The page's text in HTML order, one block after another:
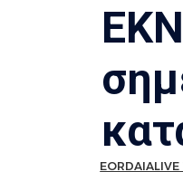
EORDAIALIVE